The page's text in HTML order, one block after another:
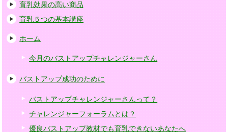
育乳効果の高い商品
育乳５つの基本講座
ホーム
今月のバストアップチャレンジャーさん
バストアップ成功のために
バストアップチャレンジャーさんって？
チャレンジャーフォーラムとは？
優良バストアップ教材でも育乳できないあなたへ